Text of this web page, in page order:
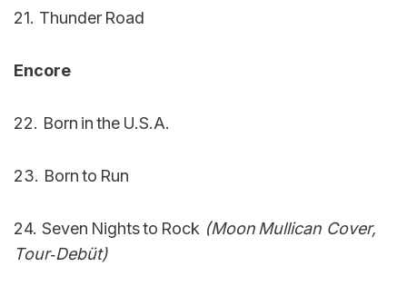
21. Thunder Road
Encore
22. Born in the U.S.A.
23. Born to Run
24. Seven Nights to Rock (Moon Mullican Cover,
Tour‑Debüt)